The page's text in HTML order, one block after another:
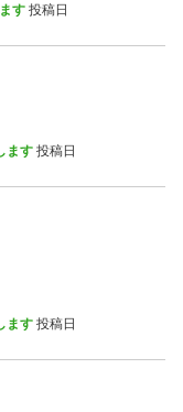
す 投稿日
ます 投稿日
ます 投稿日